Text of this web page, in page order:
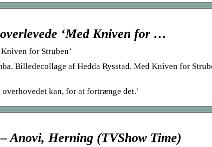
‘Med Kniven for …
for Struben’
Billedecollage af Hedda Rysstad. Med Kniven for
overhovedet kan, for at fortrænge det.’
Anovi, Herning (TVShow Time)